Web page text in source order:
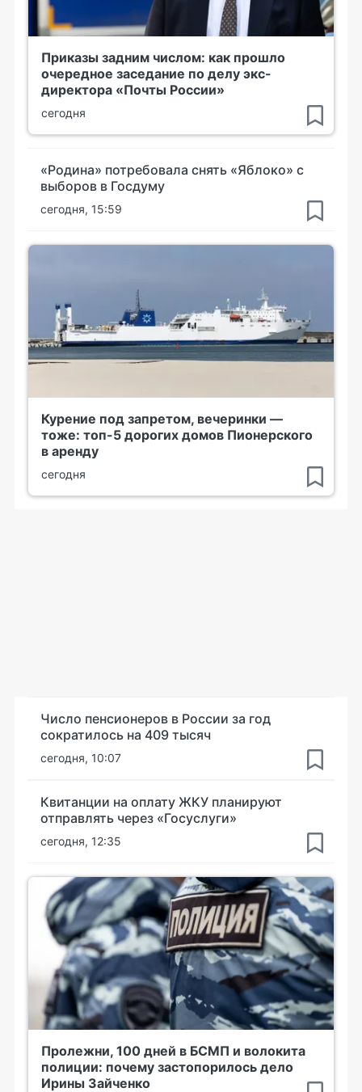
Приказы задним числом: как прошло
очередное заседание по делу экс-
директора «Почты России»
сегодня
«Родина» потребовала снять «Яблоко» с
выборов в Госдуму
сегодня, 15:59
Курение под запретом, вечеринки —
тоже: топ-5 дорогих домов Пионерского
в аренду
сегодня
Число пенсионеров в России за год
сократилось на 409 тысяч
сегодня, 10:07
Квитанции на оплату ЖКУ планируют
отправлять через «Госуслуги»
сегодня, 12:35
Пролежни, 100 дней в БСМП и волокита
полиции: почему застопорилось дело
Ирины Зайченко